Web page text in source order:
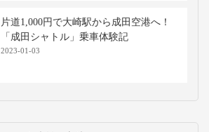
片道1,000円で大崎駅から成田空港へ！
「成田シャトル」乗車体験記
2023-01-03